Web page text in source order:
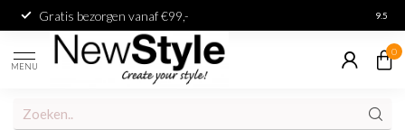
Gratis bezorgen vanaf €99,- 9.5
MENU
0